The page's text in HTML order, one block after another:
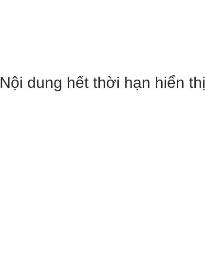
Nội dung hết thời hạn hiển thị